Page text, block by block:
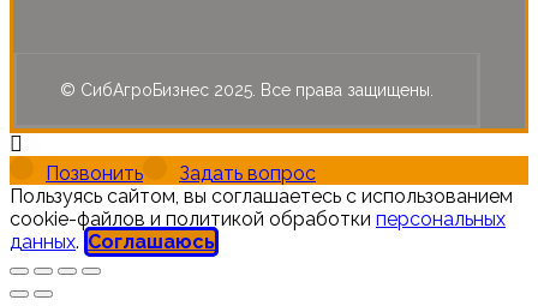
© СибАгроБизнес 2025. Все права защищены.
Позвонить
Задать вопрос
Пользуясь сайтом, вы соглашаетесь с использованием
cookie-файлов и политикой обработки персональных
данных. Соглашаюсь